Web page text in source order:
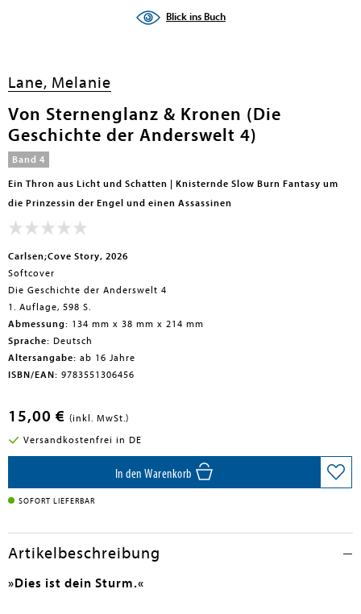
Blick ins Buch
Lane, Melanie
Von Sternenglanz & Kronen (Die
Geschichte der Anderswelt 4)
Band 4
Ein Thron aus Licht und Schatten | Knisternde Slow Burn Fantasy um
die Prinzessin der Engel und einen Assassinen
Carlsen;Cove Story, 2026
Softcover
Die Geschichte der Anderswelt 4
1. Auflage, 598 S.
Abmessung: 134 mm x 38 mm x 214 mm
Sprache: Deutsch
Altersangabe: ab 16 Jahre
ISBN/EAN: 9783551306456
15,00 € (inkl. MwSt.)
Versandkostenfrei in DE
In den Warenkorb
SOFORT LIEFERBAR
Artikelbeschreibung
»Dies ist dein Sturm.«